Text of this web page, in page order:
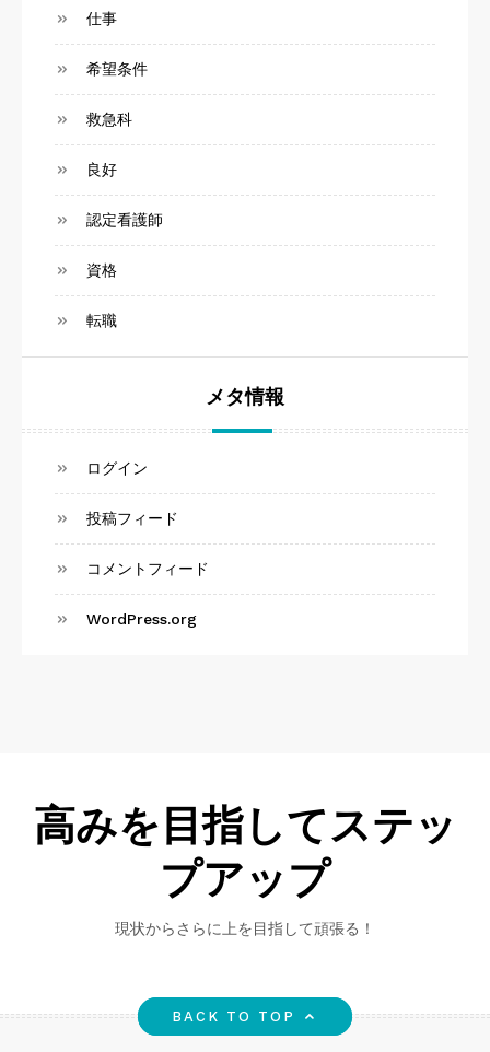
仕事
希望条件
救急科
良好
認定看護師
資格
転職
メタ情報
ログイン
投稿フィード
コメントフィード
WordPress.org
高みを目指してステッ
プアップ
現状からさらに上を目指して頑張る！
BACK TO TOP